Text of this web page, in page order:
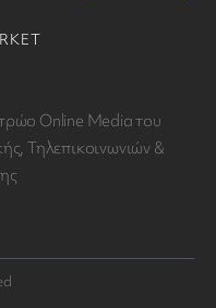
Online Media του
Τηλεπικοινωνιών &